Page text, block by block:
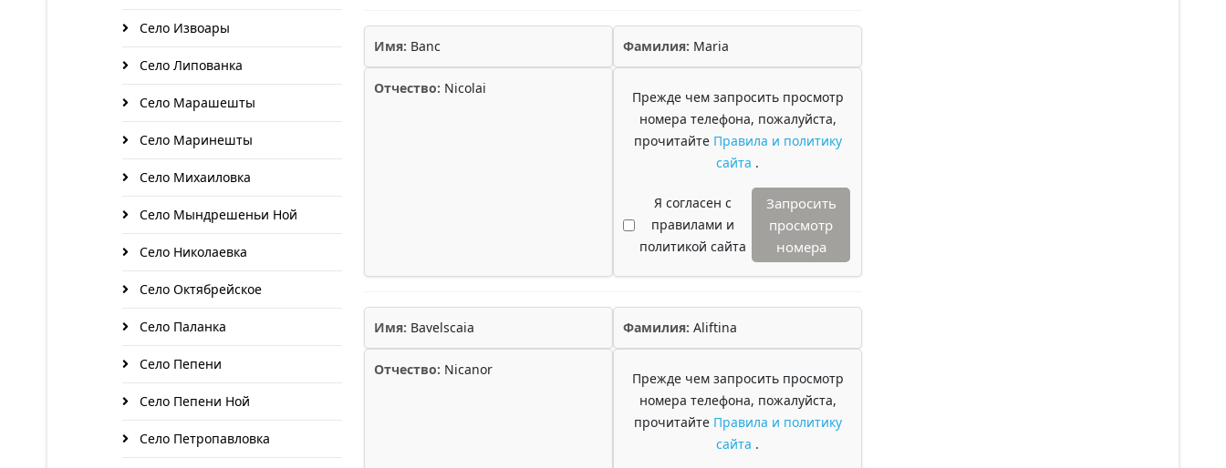
Село Извоары
Село Липованка
Село Марашешты
Село Маринешты
Село Михаиловка
Село Мындрешеньи Ной
Село Николаевка
Село Октябрейское
Село Паланка
Село Пепени
Село Пепени Ной
Село Петропавловка
Имя: Banc Фамилия: Maria
Отчество: Nicolai
Прежде чем запросить просмотр
номера телефона, пожалуйста,
прочитайте Правила и политику
сайта .
Я согласен с
правилами и
политикой сайта
Запросить
просмотр
номера
Имя: Bavelscaia Фамилия: Aliftina
Отчество: Nicanor
Прежде чем запросить просмотр
номера телефона, пожалуйста,
прочитайте Правила и политику
сайта .